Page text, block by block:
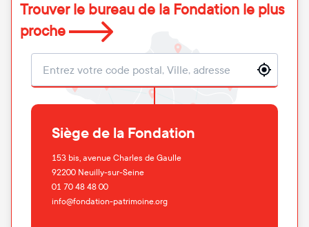
Trouver le bureau de la Fondation le plus
proche
Localisation
Siège de la Fondation
153 bis, avenue Charles de Gaulle
92200 Neuilly-sur-Seine
01 70 48 48 00
info@fondation-patrimoine.org